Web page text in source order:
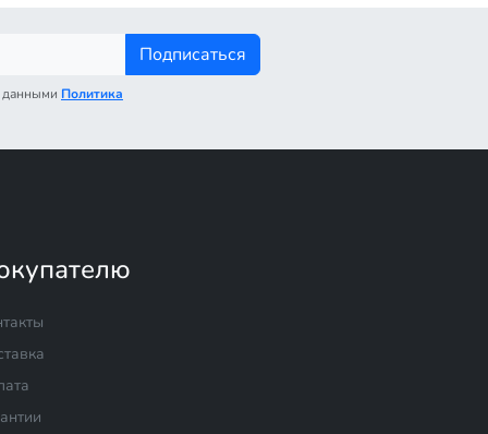
Подписаться
данными Политика